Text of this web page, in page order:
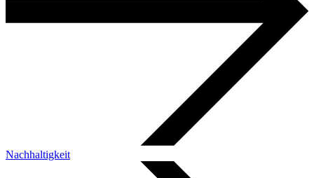
Nachhaltigkeit